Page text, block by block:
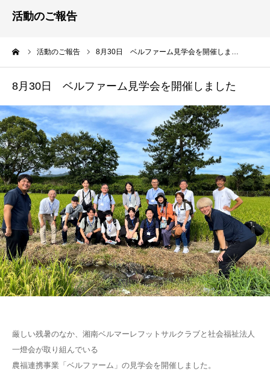
活動のご報告
活動のご報告 8月30日 ベルファーム見学会を開催しま…
8月30日 ベルファーム見学会を開催しました
厳しい残暑のなか、湘南ベルマーレフットサルクラブと社会福祉法人
一燈会が取り組んでいる
農福連携事業「ベルファーム」の見学会を開催しました。